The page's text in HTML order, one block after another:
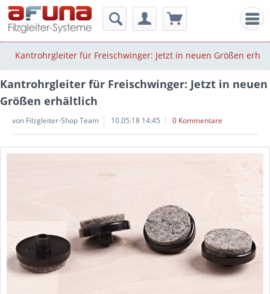
Kantrohrgleiter für Freischwinger: Jetzt in neuen Größen
Kantrohrgleiter für Freischwinger: Jetzt in neuen
Größen erhältlich
von Filzgleiter-Shop Team 10.05.18 14:45 0 Kommentare